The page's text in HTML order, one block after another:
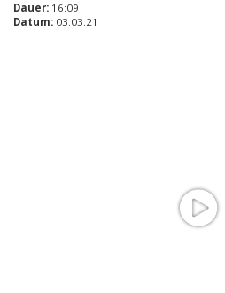
Dauer: 16:09
Datum: 03.03.21